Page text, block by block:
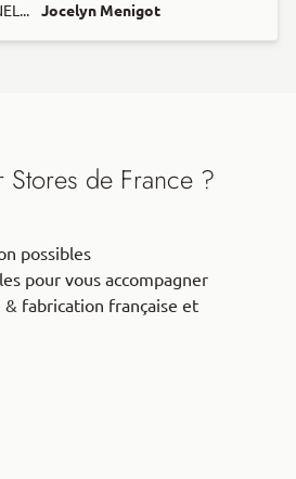
Jocelyn Menigot
de France ?
possibles
pour vous accompagner
fabrication française et